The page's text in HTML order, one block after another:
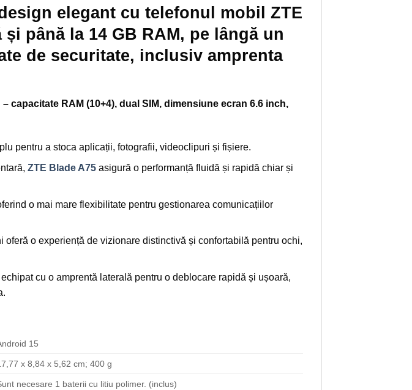
elegant cu telefonul mobil ZTE
până la 14 GB RAM, pe lângă un
de securitate, inclusiv amprenta
capacitate RAM (10+4), dual SIM, dimensiune ecran 6.6 inch,
pentru a stoca aplicații, fotografii, videoclipuri și fișiere.
ZTE Blade A75asigură o performanță fluidă și rapidă chiar și
o mai mare flexibilitate pentru gestionarea comunicațiilor
oferă o experiență de vizionare distinctivă și confortabilă pentru ochi,
cu o amprentă laterală pentru o deblocare rapidă și ușoară,
15
x 8,84 x 5,62 cm; 400 g
necesare 1 baterii cu litiu polimer. (inclus)